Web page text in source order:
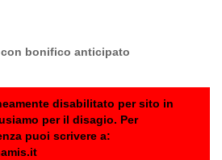
bonifico anticipato
disabilitato per sito in
per il disagio. Per
puoi scrivere a: